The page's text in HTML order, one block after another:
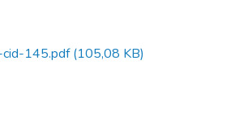
cid-145.pdf(105,08 KB)